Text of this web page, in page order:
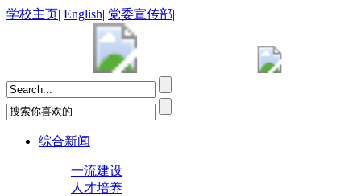
学校主页| English| 党委宣传部|
综合新闻
一流建设
人才培养